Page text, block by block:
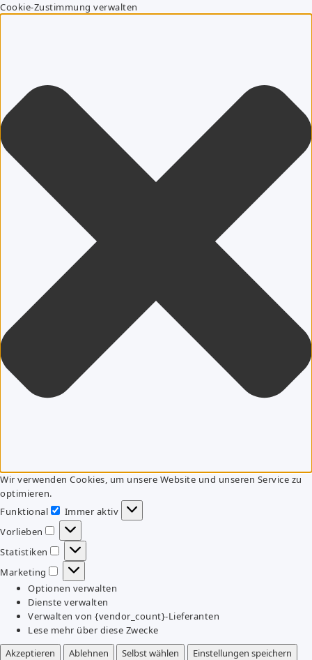
Cookie-Zustimmung verwalten
Wir verwenden Cookies, um unsere Website und unseren Service zu
optimieren.
Funktional
Funktional
Immer aktiv
Vorlieben
Vorlieben
Statistiken
Statistiken
Marketing
Marketing
Optionen verwalten
Dienste verwalten
Verwalten von {vendor_count}-Lieferanten
Lese mehr über diese Zwecke
Akzeptieren
Ablehnen Selbst wählen
Einstellungen speichern